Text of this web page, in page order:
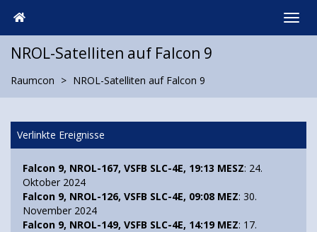
NROL-Satelliten auf Falcon 9
Raumcon NROL-Satelliten auf Falcon 9
Verlinkte Ereignisse
Falcon 9, NROL-167, VSFB SLC-4E, 19:13 MESZ: 24.
Oktober 2024
Falcon 9, NROL-126, VSFB SLC-4E, 09:08 MEZ: 30.
November 2024
Falcon 9, NROL-149, VSFB SLC-4E, 14:19 MEZ: 17.